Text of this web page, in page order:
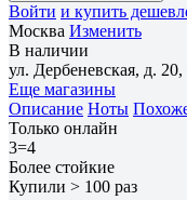
Войти и купить
Москва Изменить
В наличии
ул. Дербеневская, д. 20,
Еще магазины
Описание Ноты
Только онлайн
3=4
Более стойкие
Купили > 100 раз